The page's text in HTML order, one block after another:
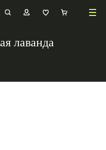
лаванда